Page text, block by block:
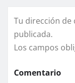
Tu dirección
publicada.
Los campos
Comentario